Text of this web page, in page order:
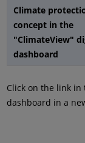
Climate
concept in the
"ClimateView"
dashboard
Click on the link
dashboard in a